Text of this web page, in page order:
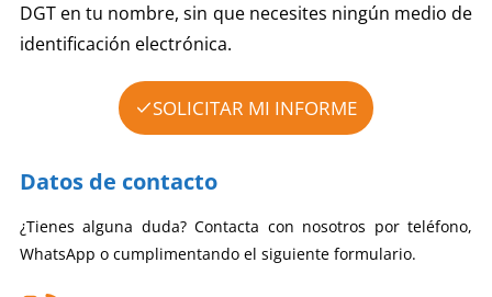
DGT en tu nombre, sin que necesites ningún medio de
identificación electrónica.
SOLICITAR MI INFORME
Datos de contacto
¿Tienes alguna duda? Contacta con nosotros por teléfono,
WhatsApp o cumplimentando el siguiente formulario.